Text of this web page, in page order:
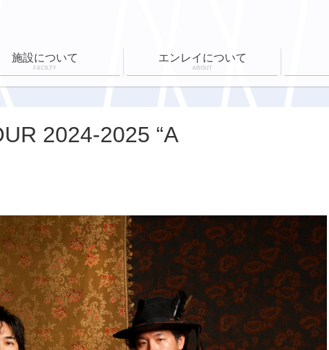
施設について
FACILTY
エンレイについて
ABOUT
2024-2025 “A